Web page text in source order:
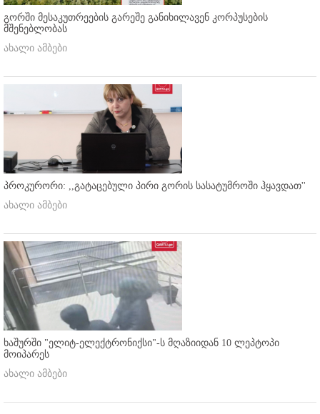
გორში მესაკუთრეების გარეშე განიხილავენ კორპუსების
მშენებლობას
ახალი ამბები
პროკურორი: ,,გატაცებული პირი გორის სასატუმროში ჰყავდათ''
ახალი ამბები
ხაშურში "ელიტ-ელექტრონიქსი"-ს მღაზიიდან 10 ლეპტოპი
მოიპარეს
ახალი ამბები